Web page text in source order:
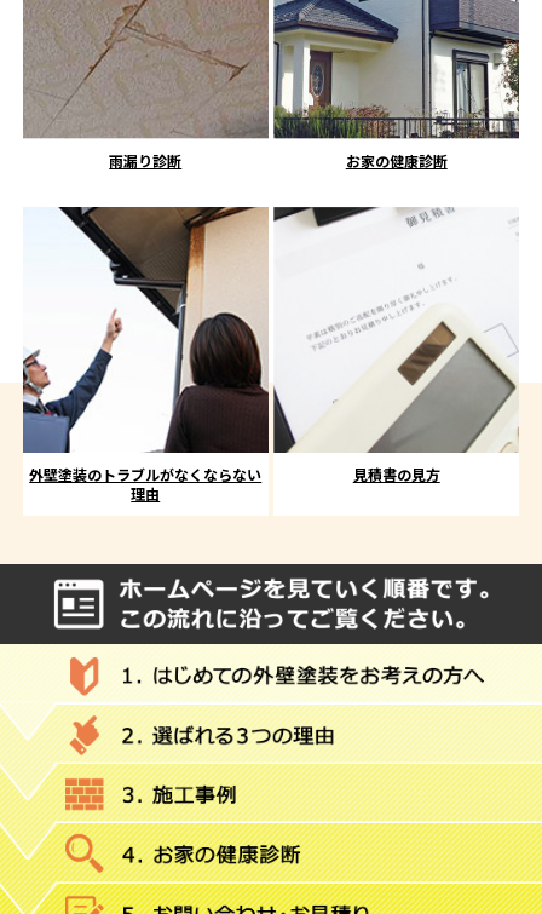
雨漏り診断 お家の健康診断
外壁塗装のトラブルがなくならない
理由
見積書の見方